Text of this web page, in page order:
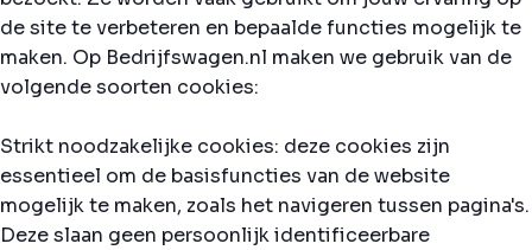
de site te verbeteren en bepaalde functies mogelijk te
maken. Op Bedrijfswagen.nl maken we gebruik van de
volgende soorten cookies:
Strikt noodzakelijke cookies: deze cookies zijn
essentieel om de basisfuncties van de website
mogelijk te maken, zoals het navigeren tussen pagina's.
Deze slaan geen persoonlijk identificeerbare